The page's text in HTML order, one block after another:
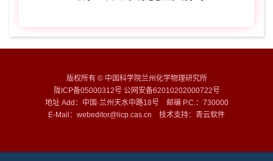
版权所有 © 中国科学院兰州化学物理研究所
陇ICP备05000312号 公网安备62010202000722号
地址 Add：中国·兰州天水中路18号 邮编 P.C.：730000
E-Mail：webeditor@licp.cas.cn 技术支持： 青云软件